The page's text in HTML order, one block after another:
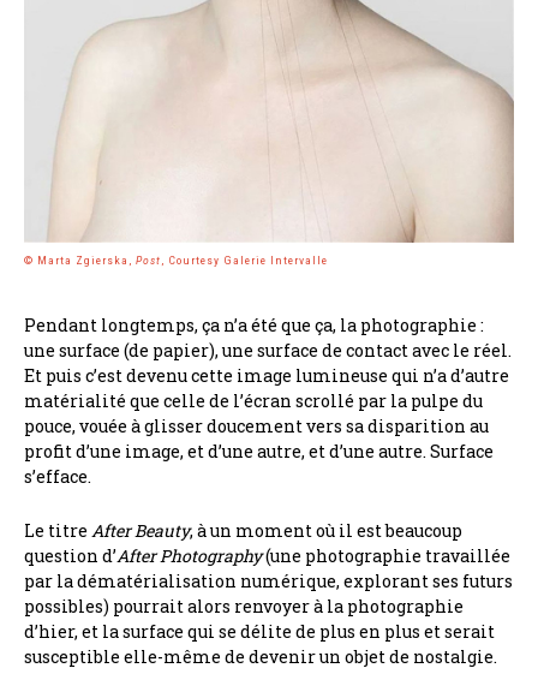
© Marta Zgierska, Post , Courtesy Galerie Intervalle
Pendant longtemps, ça n’a été que ça, la photographie :
une surface (de papier), une surface de contact avec le réel.
Et puis c’est devenu cette image lumineuse qui n’a d’autre
matérialité que celle de l’écran scrollé par la pulpe du
pouce, vouée à glisser doucement vers sa disparition au
profit d’une image, et d’une autre, et d’une autre. Surface
s’efface.
Le titre After Beauty, à un moment où il est beaucoup
question d’After Photography(une photographie travaillée
par la dématérialisation numérique, explorant ses futurs
possibles) pourrait alors renvoyer à la photographie
d’hier, et la surface qui se délite de plus en plus et serait
susceptible elle-même de devenir un objet de nostalgie.